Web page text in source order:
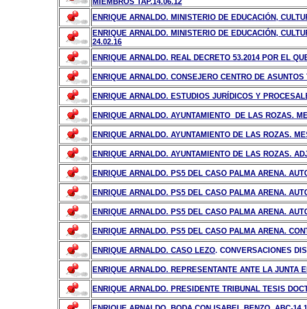
ENRIQUE ARNALDO. MINISTERIO DE EDUCACIÓN,
ENRIQUE ARNALDO. MINISTERIO DE EDUCACIÓN,
24.02.16
ENRIQUE ARNALDO. REAL DECRETO 53.2014 POR EL
ENRIQUE ARNALDO. CONSEJERO CENTRO DE
ENRIQUE ARNALDO. ESTUDIOS JURÍDICOS Y
ENRIQUE ARNALDO. AYUNTAMIENTO DE LAS ROZAS.
ENRIQUE ARNALDO. AYUNTAMIENTO DE LAS ROZAS.
ENRIQUE ARNALDO. AYUNTAMIENTO DE LAS ROZAS.
ENRIQUE ARNALDO. PS5 DEL CASO PALMA ARENA.
ENRIQUE ARNALDO. PS5 DEL CASO PALMA ARENA.
ENRIQUE ARNALDO. PS5 DEL CASO PALMA ARENA.
ENRIQUE ARNALDO. PS5 DEL CASO PALMA ARENA.
ENRIQUE ARNALDO. CASO LEZO. CONVERSACIONES
ENRIQUE ARNALDO. REPRESENTANTE ANTE LA JUNTA
ENRIQUE ARNALDO. PRESIDENTE TRIBUNAL TESIS